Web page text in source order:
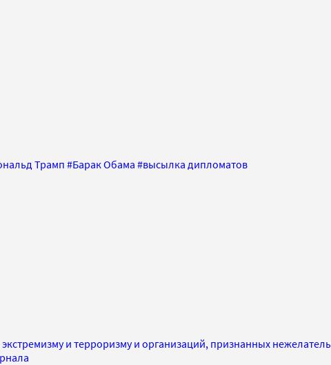
Трамп #Барак Обама #высылка дипломатов
и терроризму и организаций, признанных